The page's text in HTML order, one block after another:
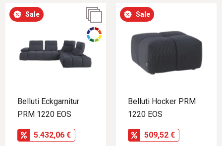
Sale
Belluti Eckgarnitur
PRM 1220 EOS
5.432,06 €
Sale
Belluti Hocker PRM
1220 EOS
509,52 €